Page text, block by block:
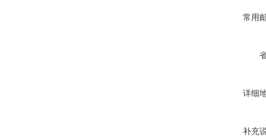
常用
详细
补充